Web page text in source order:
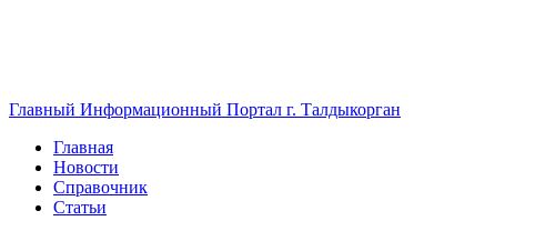
Главный Информационный Портал г. Талдыкорган
Главная
Новости
Справочник
Статьи